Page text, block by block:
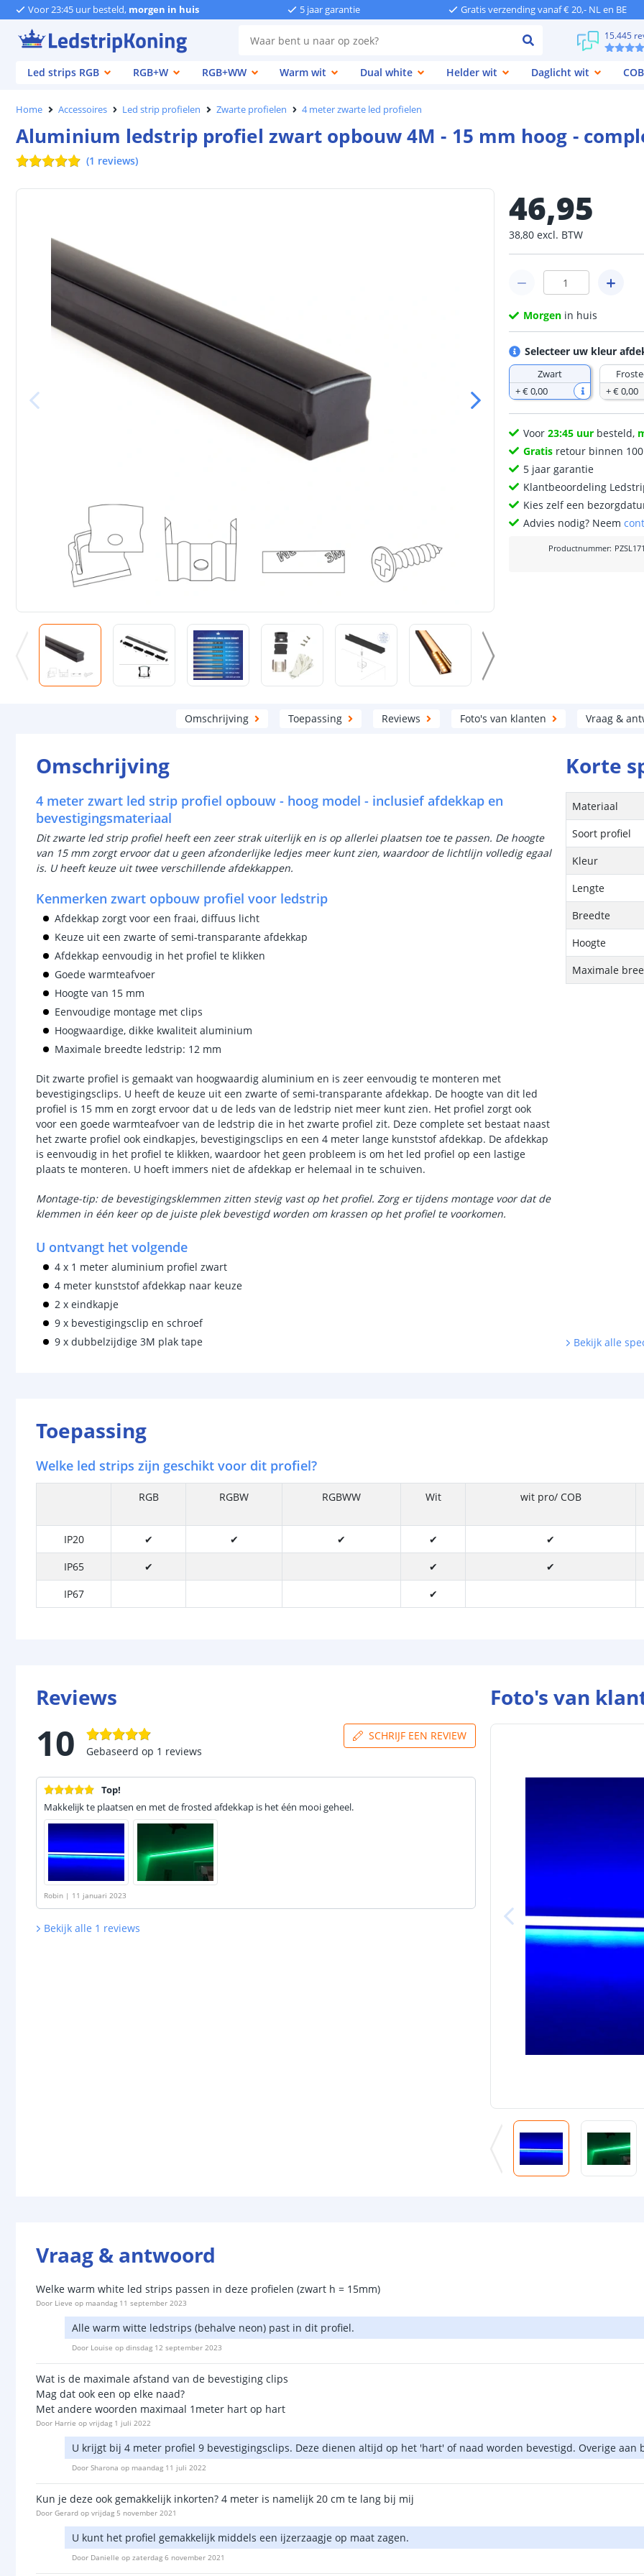
Voor 23:45 uur besteld, morgen in huis 5 jaar garantie Gratis verzending vanaf € 20,- NL en BE
15.445
Led strips RGB RGB+W RGB+WW Warm wit Dual white Helder wit Daglicht wit COB
Home Accessoires Led strip profielen Zwarte profielen 4 meter zwarte led profielen
Aluminium ledstrip profiel zwart opbouw 4M - 15 mm hoog -
(1 reviews)
46,95
38,80 excl. BTW
Morgen in huis
Selecteer uw kleur
Zwart
+€ 0,00
+€ 0,00
Voor23:45 uur besteld,
Gratis retour binnen
5 jaar garantie
Klantbeoordeling
Kies zelf een
Advies nodig? Neem
Productnummer:
Omschrijving Toepassing Reviews Foto's van klanten Vraag &
Omschrijving
4 meter zwart led strip profiel opbouw - hoog model - inclusief afdekkap en
bevestigingsmateriaal
Dit zwarte led strip profiel heeft een zeer strak uiterlijk en is op allerlei plaatsen toe te passen. De hoogte
van 15 mm zorgt ervoor dat u geen afzonderlijke ledjes meer kunt zien, waardoor de lichtlijn volledig egaal
is. U heeft keuze uit twee verschillende afdekkappen.
Kenmerken zwart opbouw profiel voor ledstrip
Afdekkap zorgt voor een fraai, diffuus licht
Keuze uit een zwarte of semi-transparante afdekkap
Afdekkap eenvoudig in het profiel te klikken
Goede warmteafvoer
Hoogte van 15 mm
Eenvoudige montage met clips
Hoogwaardige, dikke kwaliteit aluminium
Maximale breedte ledstrip: 12 mm
Dit zwarte profiel is gemaakt van hoogwaardig aluminium en is zeer eenvoudig te monteren met
bevestigingsclips. U heeft de keuze uit een zwarte of semi-transparante afdekkap. De hoogte van dit led
profiel is 15 mm en zorgt ervoor dat u de leds van de ledstrip niet meer kunt zien. Het profiel zorgt ook
voor een goede warmteafvoer van de ledstrip die in het zwarte profiel zit. Deze complete set bestaat naast
het zwarte profiel ook eindkapjes, bevestigingsclips en een 4 meter lange kunststof afdekkap. De afdekkap
is eenvoudig in het profiel te klikken, waardoor het geen probleem is om het led profiel op een lastige
plaats te monteren. U hoeft immers niet de afdekkap er helemaal in te schuiven.
Montage-tip: de bevestigingsklemmen zitten stevig vast op het profiel. Zorg er tijdens montage voor dat de
klemmen in één keer op de juiste plek bevestigd worden om krassen op het profiel te voorkomen.
U ontvangt het volgende
4 x 1 meter aluminium profiel zwart
4 meter kunststof afdekkap naar keuze
2 x eindkapje
9 x bevestigingsclip en schroef
9 x dubbelzijdige 3M plak tape
Korte
Materiaal
Soort profiel
Kleur
Lengte
Breedte
Hoogte
Maximale
Bekijk alle
Toepassing
Welke led strips zijn geschikt voor dit profiel?
RGB RGBW RGBWW Wit wit pro/ COB
IP20 ✔ ✔ ✔ ✔
✔
IP65
✔ ✔
✔
IP67
✔
Reviews
10 Gebaseerd op 1 reviews
SCHRIJF EEN REVIEW
Top!
Makkelijk te plaatsen en met de frosted afdekkap is het één mooi geheel.
Robin | 11 januari 2023
Bekijk alle 1 reviews
Foto's van
Vraag & antwoord
Welke warm white led strips passen in deze profielen (zwart h = 15mm)
Door Lieve op maandag 11 september 2023
Alle warm witte ledstrips (behalve neon) past in dit profiel.
Door Louise op dinsdag 12 september 2023
Wat is de maximale afstand van de bevestiging clips
Mag dat ook een op elke naad?
Met andere woorden maximaal 1meter hart op hart
Door Harrie op vrijdag 1 juli 2022
U krijgt bij 4 meter profiel 9 bevestigingsclips. Deze dienen altijd op het 'hart' of naad worden bevestigd. Overige
Door Sharona op maandag 11 juli 2022
Kun je deze ook gemakkelijk inkorten? 4 meter is namelijk 20 cm te lang bij mij
Door Gerard op vrijdag 5 november 2021
U kunt het profiel gemakkelijk middels een ijzerzaagje op maat zagen.
Door Danielle op zaterdag 6 november 2021